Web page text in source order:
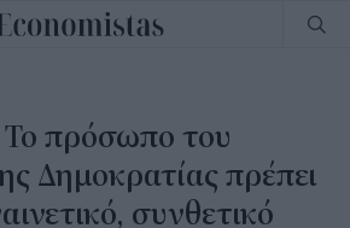
πρόσωπο του
Δημοκρατίας πρέπει
συνθετικό